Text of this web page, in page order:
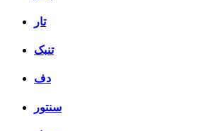
تار
تنبک
دف
سنتور